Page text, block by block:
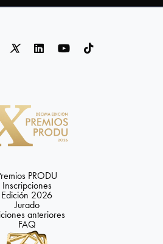
PRODU
Inscripciones
Edición 2026
Jurado
anteriores
FAQ